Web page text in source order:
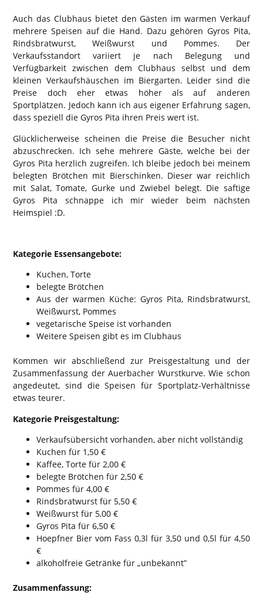
Auch das Clubhaus bietet den Gästen im warmen Verkauf
mehrere Speisen auf die Hand. Dazu gehören Gyros Pita,
Rindsbratwurst, Weißwurst und Pommes. Der
Verkaufsstandort variiert je nach Belegung und
Verfügbarkeit zwischen dem Clubhaus selbst und dem
kleinen Verkaufshäuschen im Biergarten. Leider sind die
Preise doch eher etwas höher als auf anderen
Sportplätzen. Jedoch kann ich aus eigener Erfahrung sagen,
dass speziell die Gyros Pita ihren Preis wert ist.
Glücklicherweise scheinen die Preise die Besucher nicht
abzuschrecken. Ich sehe mehrere Gäste, welche bei der
Gyros Pita herzlich zugreifen. Ich bleibe jedoch bei meinem
belegten Brötchen mit Bierschinken. Dieser war reichlich
mit Salat, Tomate, Gurke und Zwiebel belegt. Die saftige
Gyros Pita schnappe ich mir wieder beim nächsten
Heimspiel :D.
Kategorie Essensangebote:
Kuchen, Torte
belegte Brötchen
Aus der warmen Küche: Gyros Pita, Rindsbratwurst,
Weißwurst, Pommes
vegetarische Speise ist vorhanden
Weitere Speisen gibt es im Clubhaus
Kommen wir abschließend zur Preisgestaltung und der
Zusammenfassung der Auerbacher Wurstkurve. Wie schon
angedeutet, sind die Speisen für Sportplatz-Verhältnisse
etwas teurer.
Kategorie Preisgestaltung:
Verkaufsübersicht vorhanden, aber nicht vollständig
Kuchen für 1,50 €
Kaffee, Torte für 2,00 €
belegte Brötchen für 2,50 €
Pommes für 4,00 €
Rindsbratwurst für 5,50 €
Weißwurst für 5,00 €
Gyros Pita für 6,50 €
Hoepfner Bier vom Fass 0,3l für 3,50 und 0,5l für 4,50
€
alkoholfreie Getränke für „unbekannt”
Zusammenfassung: